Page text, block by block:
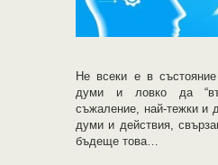
Не всеки е в
думи и ловко да
съжаление, най-тежки и
думи и действия,
бъдеще това…